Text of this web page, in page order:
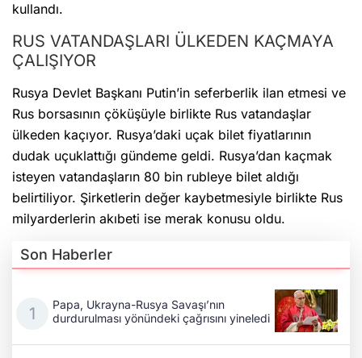
kullandı.
RUS VATANDAŞLARI ÜLKEDEN KAÇMAYA
ÇALIŞIYOR
Rusya Devlet Başkanı Putin’in seferberlik ilan etmesi ve
Rus borsasının çöküşüyle birlikte Rus vatandaşlar
ülkeden kaçıyor. Rusya’daki uçak bilet fiyatlarının
dudak uçuklattığı gündeme geldi. Rusya’dan kaçmak
isteyen vatandaşların 80 bin rubleye bilet aldığı
belirtiliyor. Şirketlerin değer kaybetmesiyle birlikte Rus
milyarderlerin akıbeti ise merak konusu oldu.
Son Haberler
Papa, Ukrayna-Rusya Savaşı’nın
durdurulması yönündeki çağrısını yineledi